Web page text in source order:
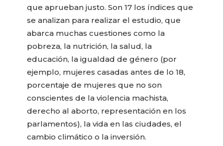
que aprueban justo. Son 17 los índices que
se analizan para realizar el estudio, que
abarca muchas cuestiones como la
pobreza, la nutrición, la salud, la
educación, la igualdad de género (por
ejemplo, mujeres casadas antes de lo 18,
porcentaje de mujeres que no son
conscientes de la violencia machista,
derecho al aborto, representación en los
parlamentos), la vida en las ciudades, el
cambio climático o la inversión.